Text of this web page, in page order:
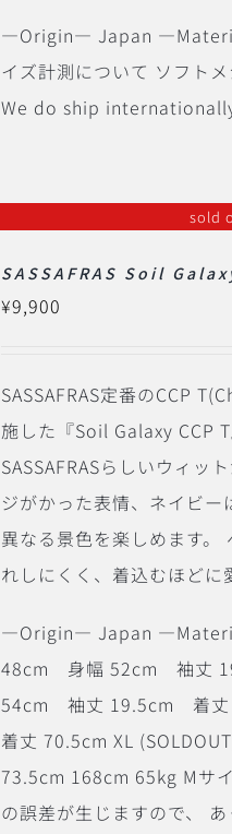
―Origin― Japan
イズ計測について ソフト
We do ship
sold
SASSAFRAS Soil
¥9,900
SASSAFRAS定番のCCP
施した『Soil Galaxy CCP
SASSAFRASらしいウィッ
ジがかった表情、ネイビ
異なる景色を楽しめます。
れしにくく、着込むほどに
―Origin― Japan
48cm 身幅 52cm 袖丈
54cm 袖丈 19.5cm 着
着丈 70.5cm XL
73.5cm 168cm 65kg Mサ
の誤差が生じますので、